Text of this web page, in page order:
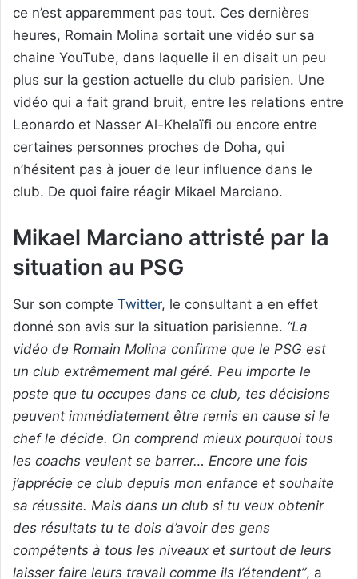
ce n’est apparemment pas tout. Ces dernières
heures, Romain Molina sortait une vidéo sur sa
chaine YouTube, dans laquelle il en disait un peu
plus sur la gestion actuelle du club parisien. Une
vidéo qui a fait grand bruit, entre les relations entre
Leonardo et Nasser Al-Khelaïfi ou encore entre
certaines personnes proches de Doha, qui
n’hésitent pas à jouer de leur influence dans le
club. De quoi faire réagir Mikael Marciano.
Mikael Marciano attristé par la
situation au PSG
Sur son compte Twitter, le consultant a en effet
donné son avis sur la situation parisienne. “La
vidéo de Romain Molina confirme que le PSG est
un club extrêmement mal géré. Peu importe le
poste que tu occupes dans ce club, tes décisions
peuvent immédiatement être remis en cause si le
chef le décide. On comprend mieux pourquoi tous
les coachs veulent se barrer… Encore une fois
j’apprécie ce club depuis mon enfance et souhaite
sa réussite. Mais dans un club si tu veux obtenir
des résultats tu te dois d’avoir des gens
compétents à tous les niveaux et surtout de leurs
laisser faire leurs travail comme ils l’étendent”, a